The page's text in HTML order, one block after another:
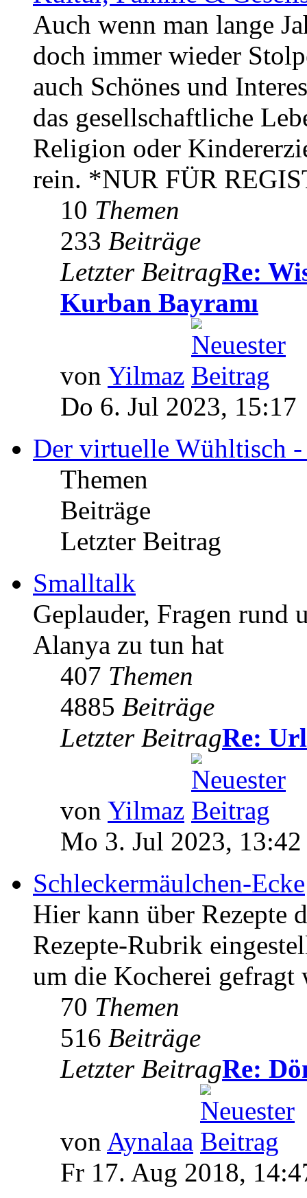
Auch wenn man lange
doch immer wieder
auch Schönes und
das gesellschaftliche
Religion oder
rein. *NUR FÜR
10 Themen
233 Beiträge
Letzter BeitragRe:
Kurban Bayramı
von Yilmaz
Do 6. Jul 2023, 15:17
Der virtuelle Wühltisch
Themen
Beiträge
Letzter Beitrag
Smalltalk
Geplauder, Fragen rund
Alanya zu tun hat
407 Themen
4885 Beiträge
Letzter BeitragRe:
von Yilmaz
Mo 3. Jul 2023, 13:42
Schleckermäulchen-Ecke
Hier kann über Rezepte
Rezepte-Rubrik
um die Kocherei gefragt
70 Themen
516 Beiträge
Letzter BeitragRe:
von Aynalaa
Fr 17. Aug 2018,